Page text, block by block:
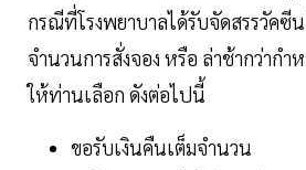
กรณีที่โรงพยาบาลได้รับจัดสรรวัคซี
จำนวนการสั่งจอง หรือ ล่าช้ากว่ากำ
ให้ท่านเลือก ดังต่อไปนี้
ขอรับเงินคืนเต็มจำนวน